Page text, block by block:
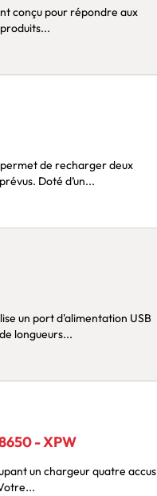
de recharger deux
Doté d’un...
un port d'alimentation USB
longueurs...
- XPW
un chargeur quatre accus
de vape ? Faites le choix de la qualité XPW ! Votre...